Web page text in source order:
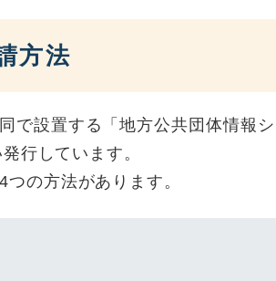
方法
で設置する「地方公共団体情報
行しています。
の方法があります。